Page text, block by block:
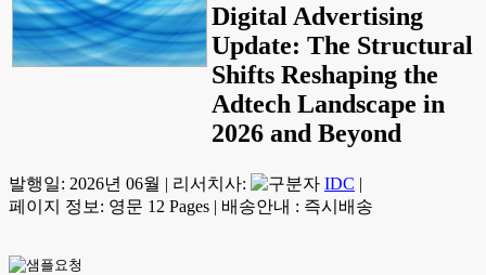
Digital Advertising
Update: The Structural
Shifts Reshaping the
Adtech Landscape in
2026 and Beyond
발행일: 2026년 06월 | 리서치사: IDC |
페이지 정보: 영문 12 Pages | 배송안내 : 즉시배송